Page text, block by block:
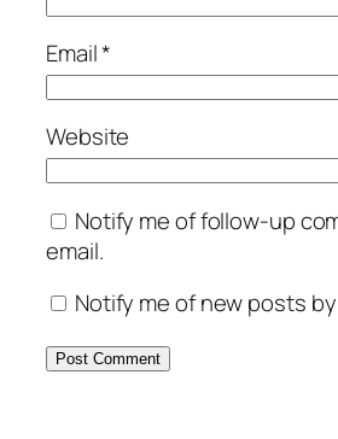
Email*
Website
Notify me of follow-up
email.
Notify me of new posts